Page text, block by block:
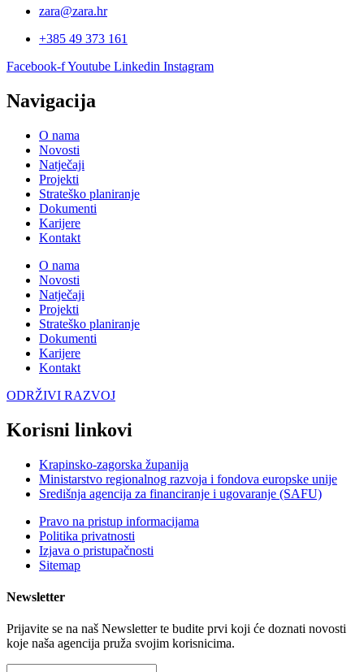
zara@zara.hr
+385 49 373 161
Facebook-fYoutube Linkedin Instagram
Navigacija
O nama
Novosti
Natječaji
Projekti
Strateško planiranje
Dokumenti
Karijere
Kontakt
O nama
Novosti
Natječaji
Projekti
Strateško planiranje
Dokumenti
Karijere
Kontakt
ODRŽIVI RAZVOJ
Korisni linkovi
Krapinsko-zagorska županija
Ministarstvo regionalnog razvoja i fondova europske unije
Središnja agencija za financiranje i ugovaranje (SAFU)
Pravo na pristup informacijama
Politika privatnosti
Izjava o pristupačnosti
Sitemap
Newsletter
Prijavite se na naš Newsletter te budite prvi koji će doznati novosti
koje naša agencija pruža svojim korisnicima.